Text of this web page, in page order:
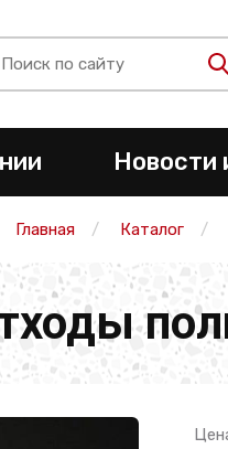
Новости
Главная Каталог